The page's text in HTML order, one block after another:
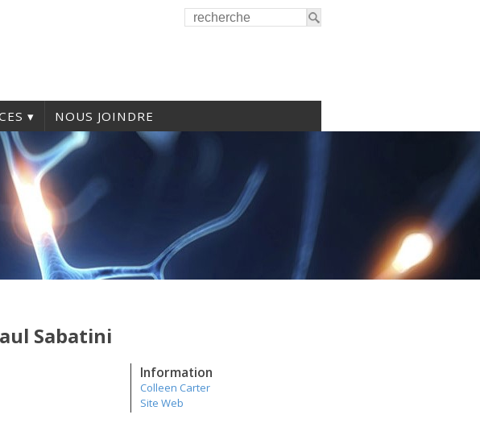
NOUS JOINDRE
Sabatini
Information
Colleen Carter
Site Web